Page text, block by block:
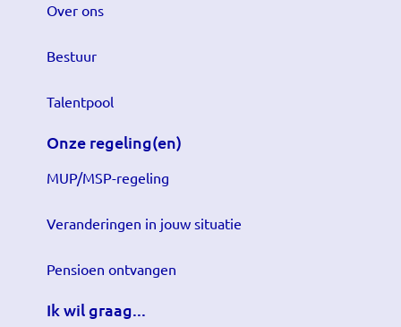
Over ons
Bestuur
Talentpool
Onze regeling(en)
MUP/MSP-regeling
Veranderingen in jouw situatie
Pensioen ontvangen
Ik wil graag...